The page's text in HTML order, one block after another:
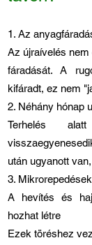
1. Az
Az újraívelés
fáradását. A
kifáradt, ez nem
2. Néhány hónap
Terhelés
után ugyanott
3.
A hevítés és
hozhat létre
Ezek töréshez